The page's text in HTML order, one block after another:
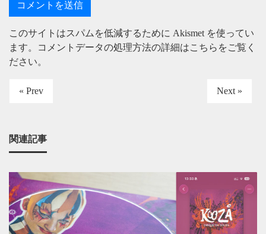
このサイトはスパムを低減するために Akismet を使ってい
ます。
コメントデータの処理方法の詳細はこちらをご覧く
ださい。
« Prev Next »
関連記事